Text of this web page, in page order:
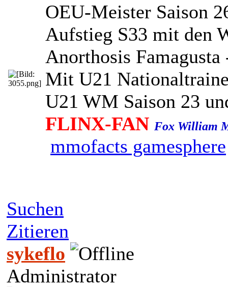
OEU-Meister Saison
Aufstieg S33 mit den
Anorthosis
Mit U21
U21 WM Saison 23
FLINX-FAN Fox William
mmofacts gamesphere
Suchen
Zitieren
sykeflo
Administrator